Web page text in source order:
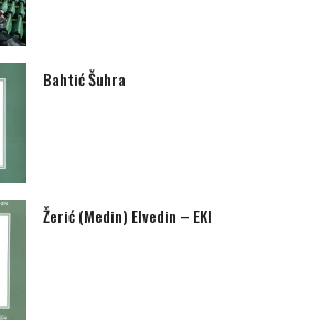
Bahtić Šuhra
Žerić (Medin) Elvedin – EKI